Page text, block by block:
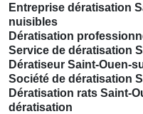
Entreprise dératisation
nuisibles
Dératisation
Service de dératisation
Dératiseur Saint-Ouen-
Société de dératisation
Dératisation rats Saint-
dératisation